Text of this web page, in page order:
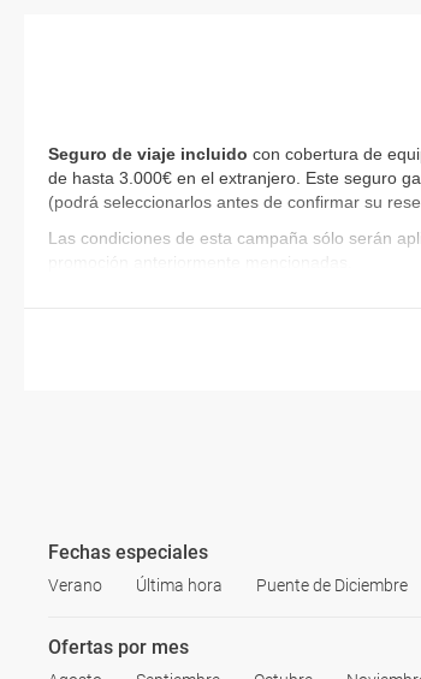
Seguro de viaje incluido con cobertura de
de hasta 3.000€ en el extranjero. Este seguro
(podrá seleccionarlos antes de confirmar su
Las condiciones de esta campaña sólo serán
promoción anteriormente mencionadas.
Fechas especiales
Verano Última hora Puente de Diciembre
Ofertas por mes